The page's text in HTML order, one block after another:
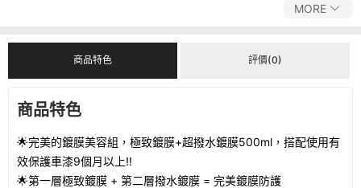
MORE
商品特色 評價(0)
商品特色
🌟完美的鍍膜美容組，極致鍍膜+超撥水鍍膜500ml，搭配使用有
效保護車漆9個月以上!!
🌟第一層極致鍍膜 + 第二層撥水鍍膜 = 完美鍍膜防護